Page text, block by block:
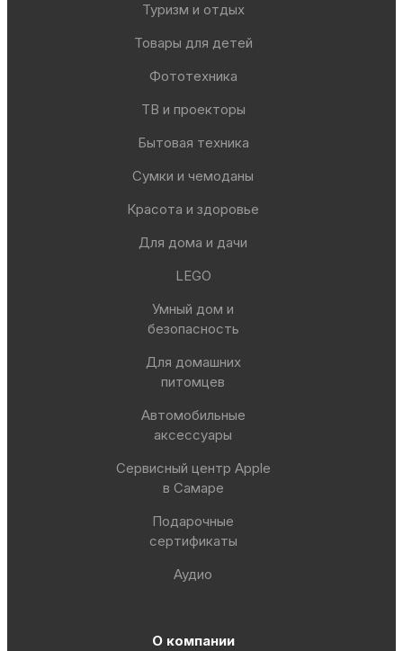
Туризм и отдых
Товары для детей
Фототехника
ТВ и проекторы
Бытовая техника
Сумки и чемоданы
Красота и здоровье
Для дома и дачи
LEGO
Умный дом и
безопасность
Для домашних
питомцев
Автомобильные
аксессуары
Сервисный центр Apple
в Самаре
Подарочные
сертификаты
Аудио
О компании